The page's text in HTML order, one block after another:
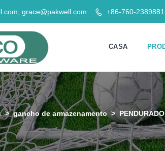
grace@pakwell.com  +86-760-
CASA
> gancho de armazenamento >